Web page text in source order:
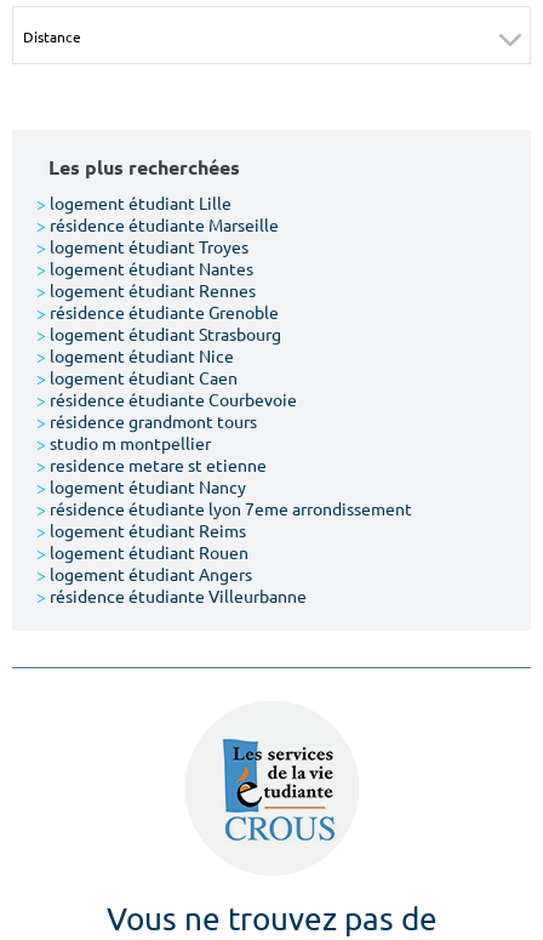
m² m²
Votre date d'entrée
Chercher
Les plus recherchées
> logement étudiant Lille
> résidence étudiante Marseille
> logement étudiant Troyes
> logement étudiant Nantes
> logement étudiant Rennes
> résidence étudiante Grenoble
> logement étudiant Strasbourg
> logement étudiant Nice
> logement étudiant Caen
> résidence étudiante Courbevoie
> résidence grandmont tours
> studio m montpellier
> residence metare st etienne
> logement étudiant Nancy
> résidence étudiante lyon 7eme arrondissement
> logement étudiant Reims
> logement étudiant Rouen
> logement étudiant Angers
> résidence étudiante Villeurbanne
Vous ne trouvez pas de